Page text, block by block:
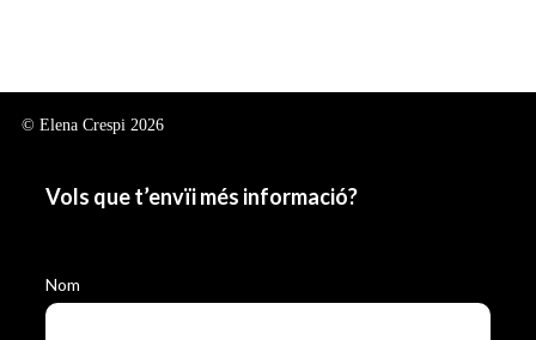
© Elena Crespi 2026
Vols que t’envïi més informació?
Nom